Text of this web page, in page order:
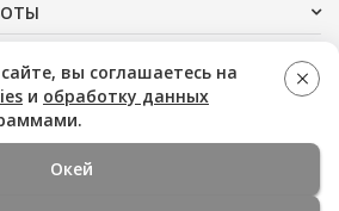
на основании
вы соглашаетесь на
и обработку данных
Окей